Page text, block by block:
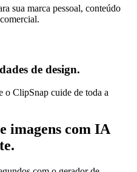
sua marca pessoal, conteúdo
de design.
o ClipSnap cuide de toda a
imagens com IA